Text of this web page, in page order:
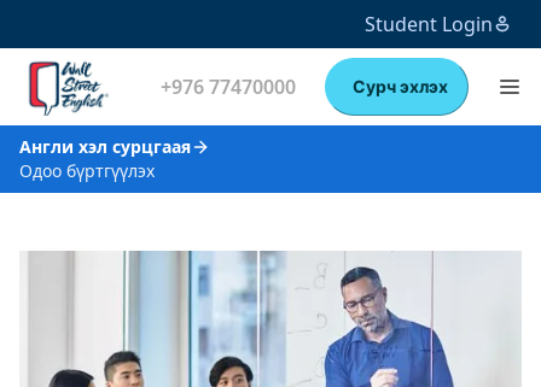
Student Login
+976 77470000 Сурч эхлэх
Англи хэл сурцгаая
Одоо бүртгүүлэх